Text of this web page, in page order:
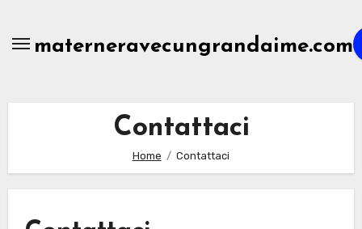
contentmaterneravecungrandaime.com
Contattaci
Home Contattaci